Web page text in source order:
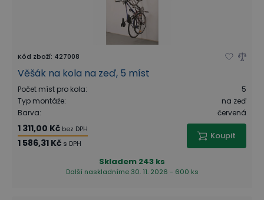
Kód zboží: 427008
Věšák na kola na zeď, 5 míst
Počet míst pro kola:
5
Typ montáže:
na zeď
Barva: červená
1 311,00 Kč bez DPH
1 586,31 Kč s DPH
Koupit
Skladem 243 ks
Další naskladníme 30. 11. 2026 - 600 ks